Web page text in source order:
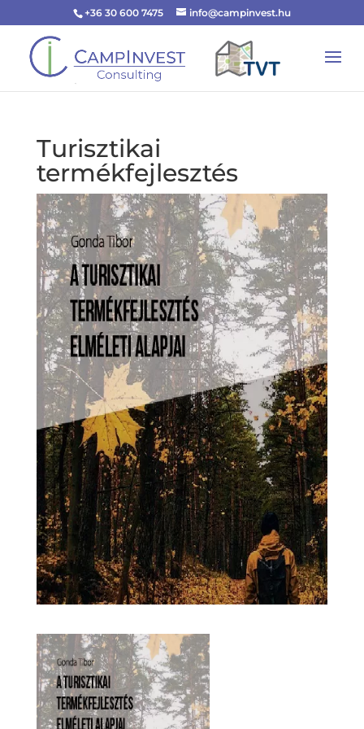
+36 30 600 7475 info@campinvest.hu
Turisztikai
termékfejlesztés